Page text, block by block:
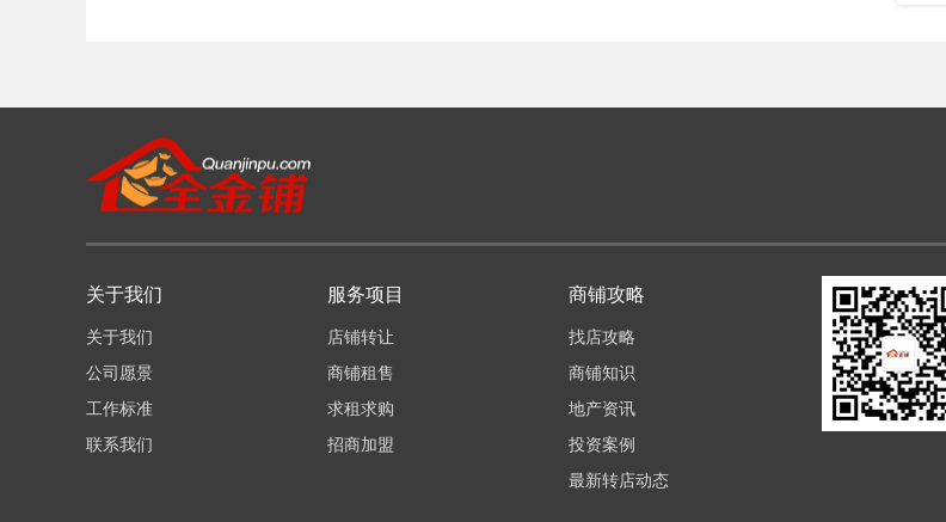
关于我们
关于我们
公司愿景
工作标准
联系我们
服务项目
店铺转让
商铺租售
求租求购
招商加盟
商铺攻略
找店攻略
商铺知识
地产资讯
投资案例
最新转店动态